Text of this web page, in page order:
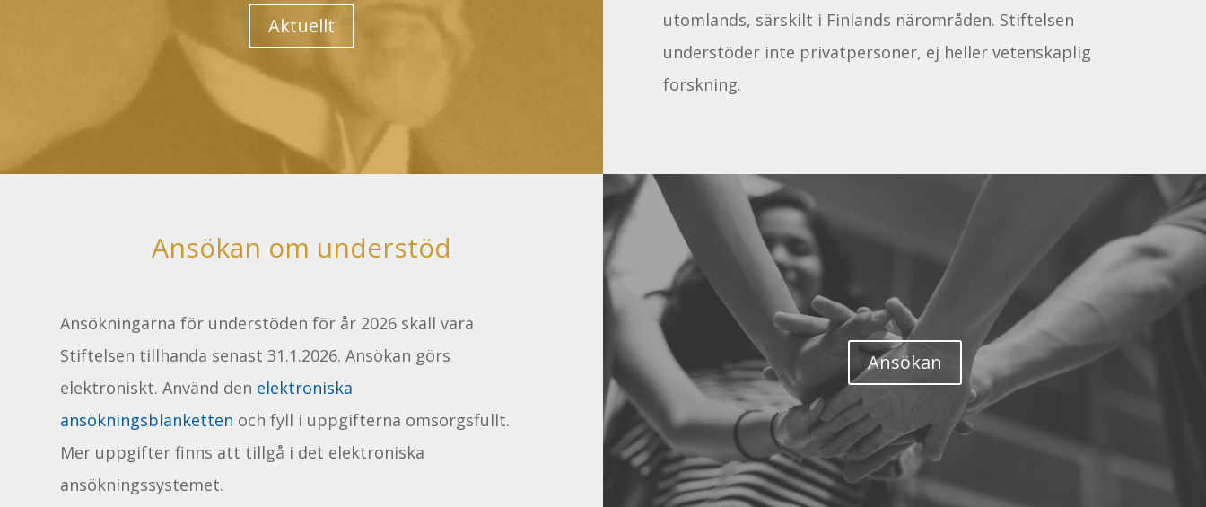
Aktuellt
utomlands, särskilt i Finlands närområden. Stiftelsen
understöder inte privatpersoner, ej heller vetenskaplig
forskning.
Ansökan om understöd
Ansökningarna för understöden för år 2026 skall vara
Stiftelsen tillhanda senast 31.1.2026. Ansökan görs
elektroniskt. Använd den elektroniska
ansökningsblanketten och fyll i uppgifterna omsorgsfullt.
Mer uppgifter finns att tillgå i det elektroniska
ansökningssystemet.
Ansökan